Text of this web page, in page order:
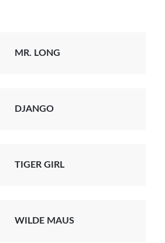
MR. LONG
DJANGO
TIGER GIRL
WILDE MAUS